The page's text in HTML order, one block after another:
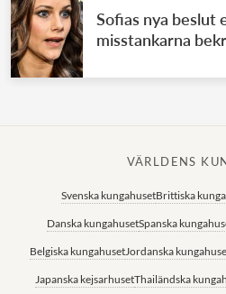
Sofias nya beslut
misstankarna
VÄRLDENS
Svenska kungahusetBrittiska
Danska kungahusetSpanska
Belgiska kungahusetJordanska
Japanska kejsarhusetThailändska